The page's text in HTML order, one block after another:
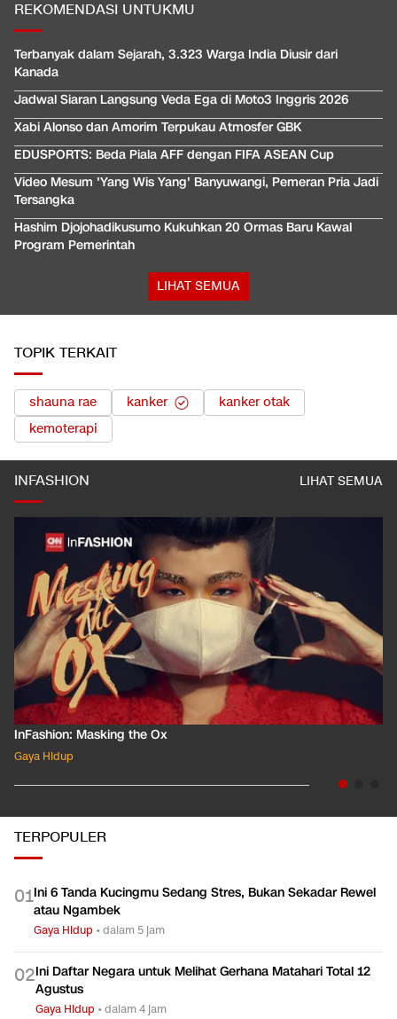
REKOMENDASI UNTUKMU
Terbanyak dalam Sejarah, 3.323 Warga India Diusir dari
Kanada
Jadwal Siaran Langsung Veda Ega di Moto3 Inggris 2026
Xabi Alonso dan Amorim Terpukau Atmosfer GBK
EDUSPORTS: Beda Piala AFF dengan FIFA ASEAN Cup
Video Mesum 'Yang Wis Yang' Banyuwangi, Pemeran Pria Jadi
Tersangka
Hashim Djojohadikusumo Kukuhkan 20 Ormas Baru Kawal
Program Pemerintah
LIHAT SEMUA
TOPIK TERKAIT
shauna rae kanker
kanker otak
kemoterapi
INFASHION LIHAT SEMUA
InFashion: Masking the Ox
Gaya Hidup
TERPOPULER
01Ini 6 Tanda Kucingmu Sedang Stres, Bukan Sekadar Rewel
atau Ngambek
Gaya Hidup •dalam 5 jam
02Ini Daftar Negara untuk Melihat Gerhana Matahari Total 12
Agustus
Gaya Hidup •dalam 4 jam